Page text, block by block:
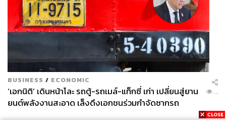
ความผิดหวังในครั้งนั้นเป็นบทเรียนที่ล้ำค่า ที่ทำให้อาร์เตตา
และทีมรู้ว่าหากอยากเห็นทีมที่ประสบความสำเร็จพวกเขา
ต้องทำอย่างไร?
จากทีมที่เล่นอย่างไร้รอยต่อ อาร์เตตาเปลี่ยนอาร์เซนอลให้
กลายเป็นทีมที่นอกจากจะดีขึ้นด้วยผู้เล่นฝีเท้าดีหลายคน โดย
เฉพาะ เดแคลน ไรซ์ กองกลางระดับท็อปสุดของอังกฤษที่
คว้าตัวมาจากเวสต์แฮมด้วยค่าตัว 100 ล้านปอนด์ พวกเขายัง
เล่นเขี้ยวขึ้น เน้นผลการแข่งขันมากขึ้น เลิกทำตัวเป็นเด็ก
BUSINESS / ECONOMIC
‘เอกนิติ’ เดินหน้าโละ รถตู้-รถเมล์-แท็กซี่ เก่า เปลี่ยนสู่ยาน
ยนต์พลังงานสะอาด เล็งดึงเอกชนร่วมกำจัดซากรถ
...